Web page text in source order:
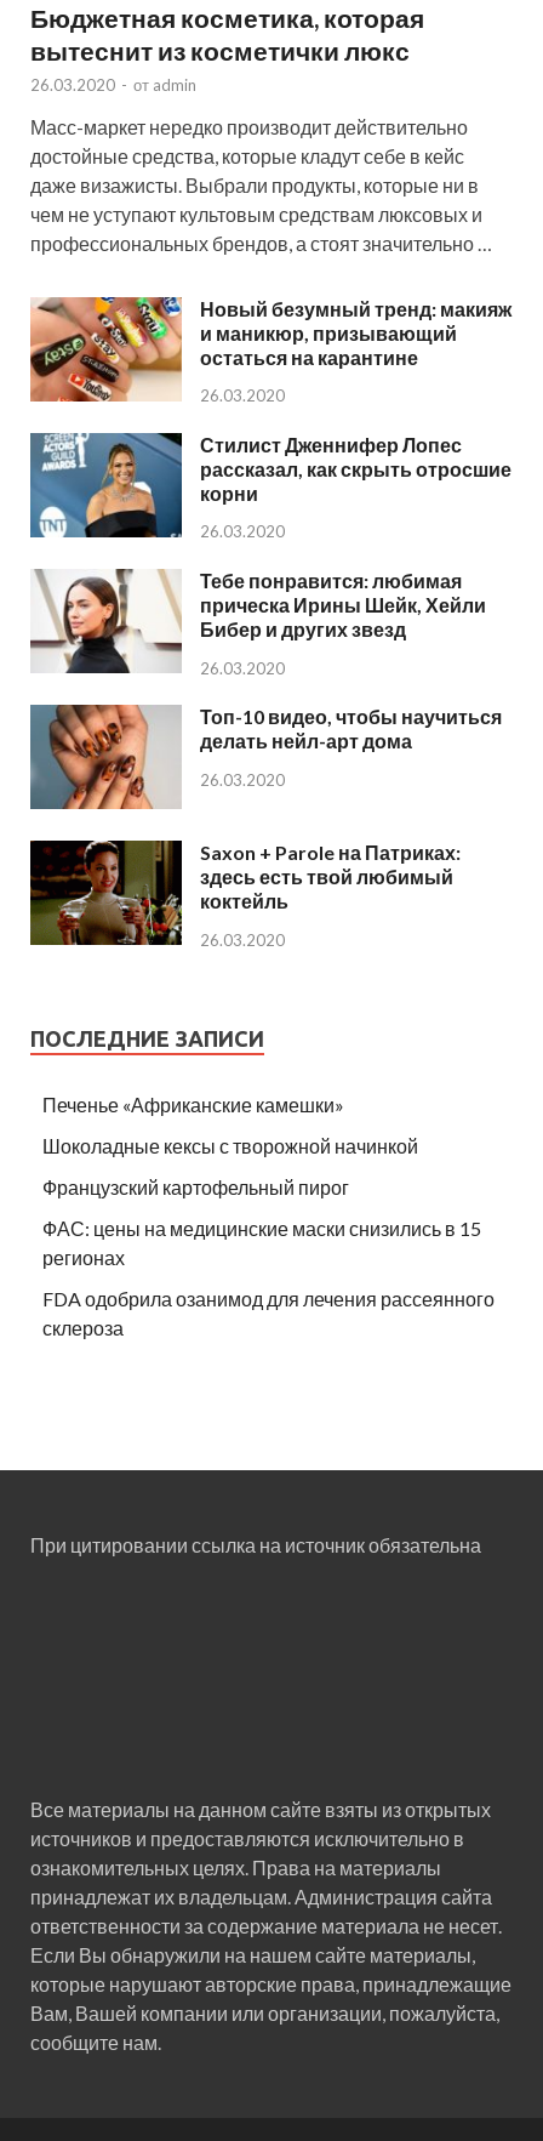
Бюджетная косметика, которая
вытеснит из косметички люкс
26.03.2020 - от admin
Масс-маркет нередко производит действительно
достойные средства, которые кладут себе в кейс
даже визажисты. Выбрали продукты, которые ни в
чем не уступают культовым средствам люксовых и
профессиональных брендов, а стоят значительно …
Новый безумный тренд: макияж
и маникюр, призывающий
остаться на карантине
26.03.2020
Стилист Дженнифер Лопес
рассказал, как скрыть отросшие
корни
26.03.2020
Тебе понравится: любимая
прическа Ирины Шейк, Хейли
Бибер и других звезд
26.03.2020
Топ-10 видео, чтобы научиться
делать нейл-арт дома
26.03.2020
Saxon + Parole на Патриках:
здесь есть твой любимый
коктейль
26.03.2020
ПОСЛЕДНИЕ ЗАПИСИ
Печенье «Африканские камешки»
Шоколадные кексы с творожной начинкой
Французский картофельный пирог
ФАС: цены на медицинские маски снизились в 15
регионах
FDA одобрила озанимод для лечения рассеянного
склероза
При цитировании ссылка на источник обязательна
Все материалы на данном сайте взяты из открытых
источников и предоставляются исключительно в
ознакомительных целях. Права на материалы
принадлежат их владельцам. Администрация сайта
ответственности за содержание материала не несет.
Если Вы обнаружили на нашем сайте материалы,
которые нарушают авторские права, принадлежащие
Вам, Вашей компании или организации, пожалуйста,
сообщите нам.